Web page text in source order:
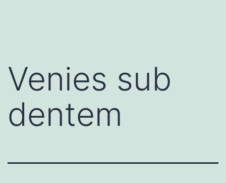
Venies sub
dentem